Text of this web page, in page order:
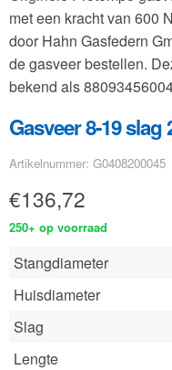
FAQ
met een kracht van 600
door Hahn Gasfedern
de gasveer bestellen.
bekend als
Gasveer 8-19 slag
Artikelnummer: G0408200045
€136,72
250+ op voorraad
Stangdiameter
Huisdiameter
Slag
Lengte